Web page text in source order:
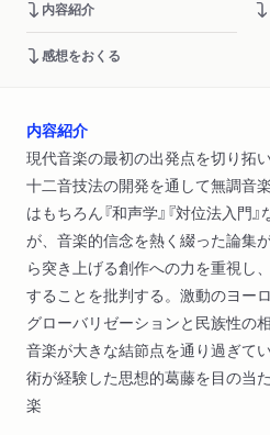
内容紹介
感想をおくる
内容紹介
現代音楽の最初の出発点を切り拓
十二音技法の開発を通して無調音
はもちろん『和声学』『対位法入門
が、音楽的信念を熱く綴った論集
ら突き上げる創作への力を重視し
することを批判する。激動のヨー
グローバリゼーションと民族性の
音楽が大きな結節点を通り過ぎて
術が経験した思想的葛藤を目の当
楽